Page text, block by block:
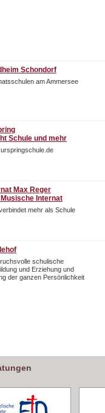
Schondorf
am Ammersee
Schule und mehr
Max Reger
Musische Internat
mehr als Schule
schulische
und Erziehung und
der ganzen Persönlichkeit